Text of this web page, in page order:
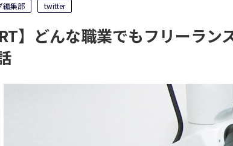
編集部 twitter
】どんな職業でもフリーラ